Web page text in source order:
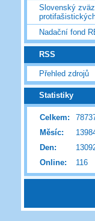
Slovenský zväz
Nadační fond
RSS
Přehled zdrojů
Statistiky
Online: 116
Celkem:
Měsíc:
Den: